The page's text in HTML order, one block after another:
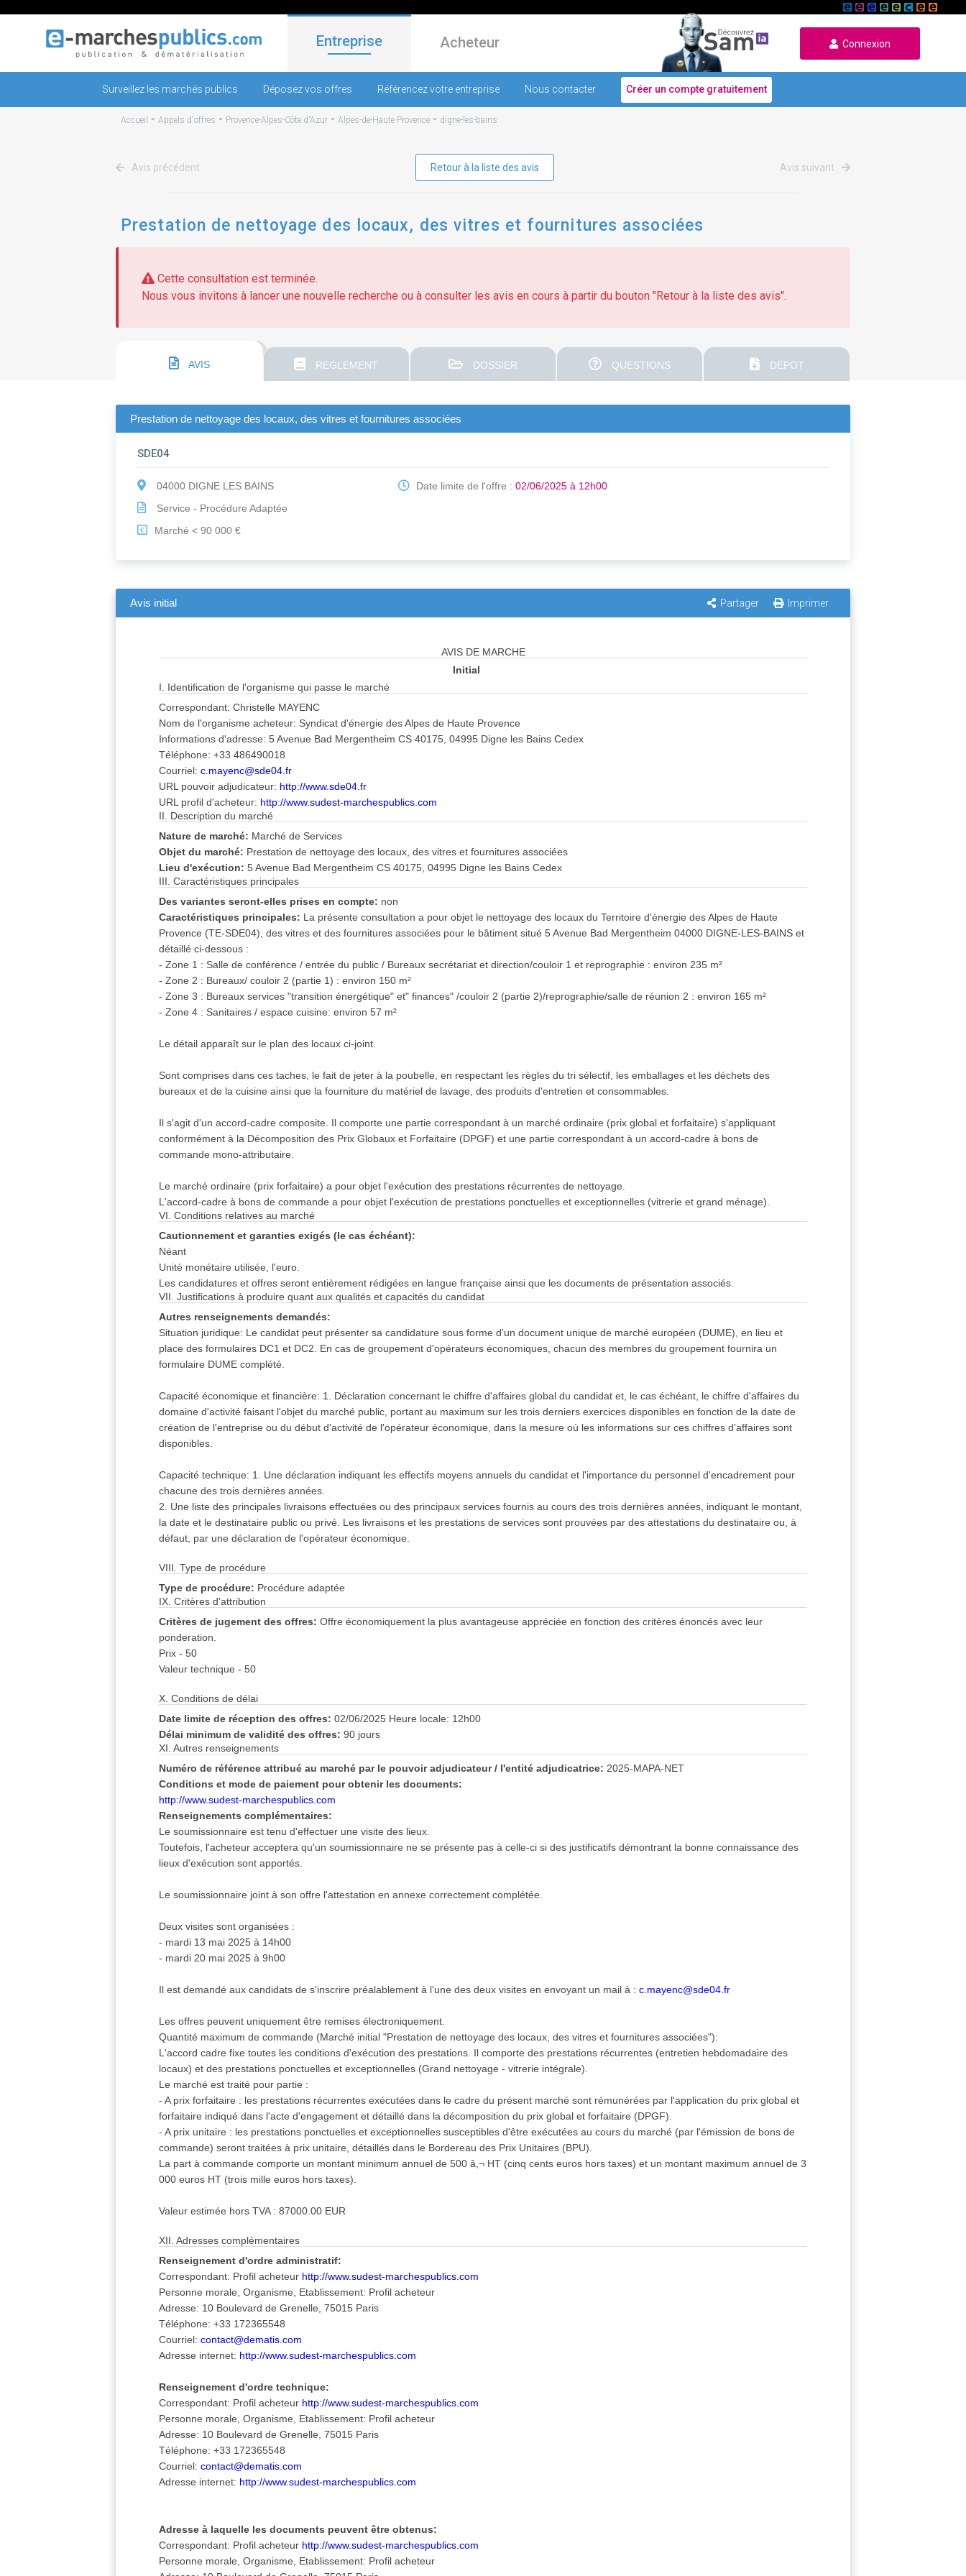
Entreprise Acheteur Connexion
Surveillez les marchés publics Déposez vos offres Référencez votre entreprise Nous contacter Créer un compte gratuitement
Accueil - Appels d'offres - Provence-Alpes-Côte d'Azur - Alpes-de-Haute Provence - digne-les-bains
Avis précédent Retour à la liste des avis Avis suivant
Prestation de nettoyage des locaux, des vitres et fournitures associées
Cette consultation est terminée.
Nous vous invitons à lancer une nouvelle recherche ou à consulter les avis en cours à partir du bouton "Retour à la liste des avis".
AVIS REGLEMENT DOSSIER QUESTIONS DEPOT
Prestation de nettoyage des locaux, des vitres et fournitures associées
SDE04
04000 DIGNE LES BAINS
Service - Procédure Adaptée
€ Marché < 90 000 €
Date limite de l'offre :02/06/2025 à 12h00
Avis initial Partager Imprimer
AVIS DE MARCHE
Initial
I. Identification de l'organisme qui passe le marché
Correspondant: Christelle MAYENC
Nom de l'organisme acheteur: Syndicat d'énergie des Alpes de Haute Provence
Informations d'adresse: 5 Avenue Bad Mergentheim CS 40175, 04995 Digne les Bains Cedex
Téléphone: +33 486490018
Courriel:c.mayenc@sde04.fr
URL pouvoir adjudicateur: http://www.sde04.fr
URL profil d'acheteur: http://www.sudest-marchespublics.com
II. Description du marché
Nature de marché: Marché de Services
Objet du marché: Prestation de nettoyage des locaux, des vitres et fournitures associées
Lieu d'exécution:5 Avenue Bad Mergentheim CS 40175, 04995 Digne les Bains Cedex
III. Caractéristiques principales
Des variantes seront-elles prises en compte: non
Caractéristiques principales: La présente consultation a pour objet le nettoyage des locaux du Territoire d'énergie des Alpes de Haute
Provence (TE-SDE04), des vitres et des fournitures associées pour le bâtiment situé 5 Avenue Bad Mergentheim 04000 DIGNE-LES-BAINS et
détaillé ci-dessous :
- Zone 1 : Salle de conférence / entrée du public / Bureaux secrétariat et direction/couloir 1 et reprographie : environ 235 m²
- Zone 2 : Bureaux/ couloir 2 (partie 1) : environ 150 m²
- Zone 3 : Bureaux services "transition énergétique" et" finances" /couloir 2 (partie 2)/reprographie/salle de réunion 2 : environ 165 m²
- Zone 4 : Sanitaires / espace cuisine: environ 57 m²
Le détail apparaît sur le plan des locaux ci-joint.
Sont comprises dans ces taches, le fait de jeter à la poubelle, en respectant les règles du tri sélectif, les emballages et les déchets des
bureaux et de la cuisine ainsi que la fourniture du matériel de lavage, des produits d'entretien et consommables.
Il s'agit d'un accord-cadre composite. Il comporte une partie correspondant à un marché ordinaire (prix global et forfaitaire) s'appliquant
conformément à la Décomposition des Prix Globaux et Forfaitaire (DPGF) et une partie correspondant à un accord-cadre à bons de
commande mono-attributaire.
Le marché ordinaire (prix forfaitaire) a pour objet l'exécution des prestations récurrentes de nettoyage.
L'accord-cadre à bons de commande a pour objet l'exécution de prestations ponctuelles et exceptionnelles (vitrerie et grand ménage).
VI. Conditions relatives au marché
Cautionnement et garanties exigés (le cas échéant):
Néant
Unité monétaire utilisée, l'euro.
Les candidatures et offres seront entièrement rédigées en langue française ainsi que les documents de présentation associés.
VII. Justifications à produire quant aux qualités et capacités du candidat
Autres renseignements demandés:
Situation juridique: Le candidat peut présenter sa candidature sous forme d'un document unique de marché européen (DUME), en lieu et
place des formulaires DC1 et DC2. En cas de groupement d'opérateurs économiques, chacun des membres du groupement fournira un
formulaire DUME complété.
Capacité économique et financière: 1. Déclaration concernant le chiffre d'affaires global du candidat et, le cas échéant, le chiffre d'affaires du
domaine d'activité faisant l'objet du marché public, portant au maximum sur les trois derniers exercices disponibles en fonction de la date de
création de l'entreprise ou du début d'activité de l'opérateur économique, dans la mesure où les informations sur ces chiffres d'affaires sont
disponibles.
Capacité technique: 1. Une déclaration indiquant les effectifs moyens annuels du candidat et l'importance du personnel d'encadrement pour
chacune des trois dernières années.
2. Une liste des principales livraisons effectuées ou des principaux services fournis au cours des trois dernières années, indiquant le montant,
la date et le destinataire public ou privé. Les livraisons et les prestations de services sont prouvées par des attestations du destinataire ou, à
défaut, par une déclaration de l'opérateur économique.
VIII. Type de procédure
Type de procédure: Procédure adaptée
IX. Critères d'attribution
Critères de jugement des offres:Offre économiquement la plus avantageuse appréciée en fonction des critères énoncés avec leur
ponderation.
Prix - 50
Valeur technique - 50
X. Conditions de délai
Date limite de réception des offres:02/06/2025 Heure locale: 12h00
Délai minimum de validité des offres:90 jours
XI. Autres renseignements
Numéro de référence attribué au marché par le pouvoir adjudicateur / l'entité adjudicatrice:2025-MAPA-NET
Conditions et mode de paiement pour obtenir les documents:
http://www.sudest-marchespublics.com
Renseignements complémentaires:
Le soumissionnaire est tenu d'effectuer une visite des lieux.
Toutefois, l'acheteur acceptera qu'un soumissionnaire ne se présente pas à celle-ci si des justificatifs démontrant la bonne connaissance des
lieux d'exécution sont apportés.
Le soumissionnaire joint à son offre l'attestation en annexe correctement complétée.
Deux visites sont organisées :
- mardi 13 mai 2025 à 14h00
- mardi 20 mai 2025 à 9h00
Il est demandé aux candidats de s'inscrire préalablement à l'une des deux visites en envoyant un mail à :c.mayenc@sde04.fr
Les offres peuvent uniquement être remises électroniquement.
Quantité maximum de commande (Marché initial "Prestation de nettoyage des locaux, des vitres et fournitures associées"):
L'accord cadre fixe toutes les conditions d'exécution des prestations. Il comporte des prestations récurrentes (entretien hebdomadaire des
locaux) et des prestations ponctuelles et exceptionnelles (Grand nettoyage - vitrerie intégrale).
Le marché est traité pour partie :
- A prix forfaitaire : les prestations récurrentes exécutées dans le cadre du présent marché sont rémunérées par l'application du prix global et
forfaitaire indiqué dans l'acte d'engagement et détaillé dans la décomposition du prix global et forfaitaire (DPGF).
- A prix unitaire : les prestations ponctuelles et exceptionnelles susceptibles d'être exécutées au cours du marché (par l'émission de bons de
commande) seront traitées à prix unitaire, détaillés dans le Bordereau des Prix Unitaires (BPU).
La part à commande comporte un montant minimum annuel de 500 â,¬ HT (cinq cents euros hors taxes) et un montant maximum annuel de 3
000 euros HT (trois mille euros hors taxes).
Valeur estimée hors TVA : 87000.00 EUR
XII. Adresses complémentaires
Renseignement d'ordre administratif:
Correspondant: Profil acheteur http://www.sudest-marchespublics.com
Personne morale, Organisme, Etablissement: Profil acheteur
Adresse: 10 Boulevard de Grenelle, 75015 Paris
Téléphone: +33 172365548
Courriel:contact@dematis.com
Adresse internet: http://www.sudest-marchespublics.com
Renseignement d'ordre technique:
Correspondant: Profil acheteur http://www.sudest-marchespublics.com
Personne morale, Organisme, Etablissement: Profil acheteur
Adresse: 10 Boulevard de Grenelle, 75015 Paris
Téléphone: +33 172365548
Courriel:contact@dematis.com
Adresse internet: http://www.sudest-marchespublics.com
Adresse à laquelle les documents peuvent être obtenus:
Correspondant: Profil acheteur http://www.sudest-marchespublics.com
Personne morale, Organisme, Etablissement: Profil acheteur